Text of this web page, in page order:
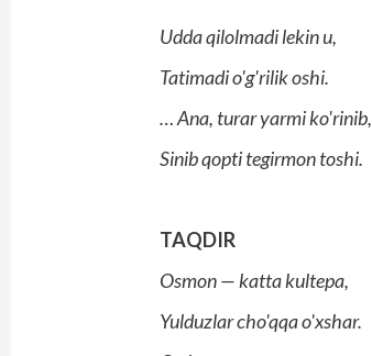
Udda qilolmadi lekin u,
Tatimadi o'g'rilik oshi.
… Ana, turar yarmi ko'rinib,
Sinib qopti tegirmon toshi.
TAQDIR
Osmon — katta kultepa,
Yulduzlar cho'qqa o'xshar.